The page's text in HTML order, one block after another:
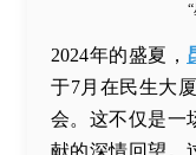
2024年的盛夏，
于7月在民生大
会。这不仅是一